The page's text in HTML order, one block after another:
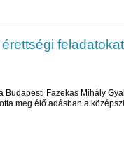
Budapesti Fazekas Mihály
meg élő adásban a